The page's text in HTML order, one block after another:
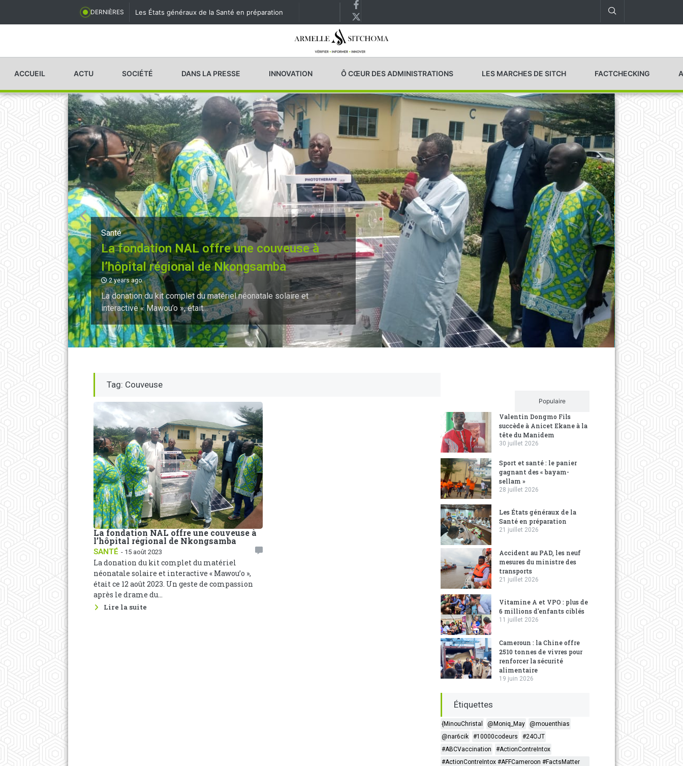
DERNIÈRES Les États généraux de la Santé en préparation
ACCUEIL ACTU SOCIÉTÉ DANS LA PRESSE INNOVATION Ô CŒUR DES ADMINISTRATIONS LES MARCHES DE SITCH FACTCHECKING
Santé
La fondation NAL offre une couveuse à
l’hôpital régional de Nkongsamba
2 years ago
La donation du kit complet du matériel néonatale solaire et
interactive « Mawou’o », était...
Santé
La
Tag: Couveuse
La fondation NAL offre une couveuse à
l’hôpital régional de Nkongsamba
SANTÉ - 15 août 2023
La donation du kit complet du matériel
néonatale solaire et interactive « Mawou’o »,
était ce 12 août 2023. Un geste de compassion
après le drame du...
Lire la suite
Populaire
Valentin Dongmo Fils
succède à Anicet Ekane à la
tête du Manidem
30 juillet 2026
Sport et santé : le panier
gagnant des « bayam-
sellam »
28 juillet 2026
Les États généraux de la
Santé en préparation
21 juillet 2026
Accident au PAD, les neuf
mesures du ministre des
transports
21 juillet 2026
Vitamine A et VPO : plus de
6 millions d'enfants ciblés
11 juillet 2026
Cameroun : la Chine offre
2510 tonnes de vivres pour
renforcer la sécurité
alimentaire
19 juin 2026
Étiquettes
{MinouChristal @Moniq_May
@mouenthias
@nar6cik
#10000codeurs
#24OJT
#ABCVaccination
#ActionContreIntox
#ActionContreIntox #AFFCameroon #FactsMatter